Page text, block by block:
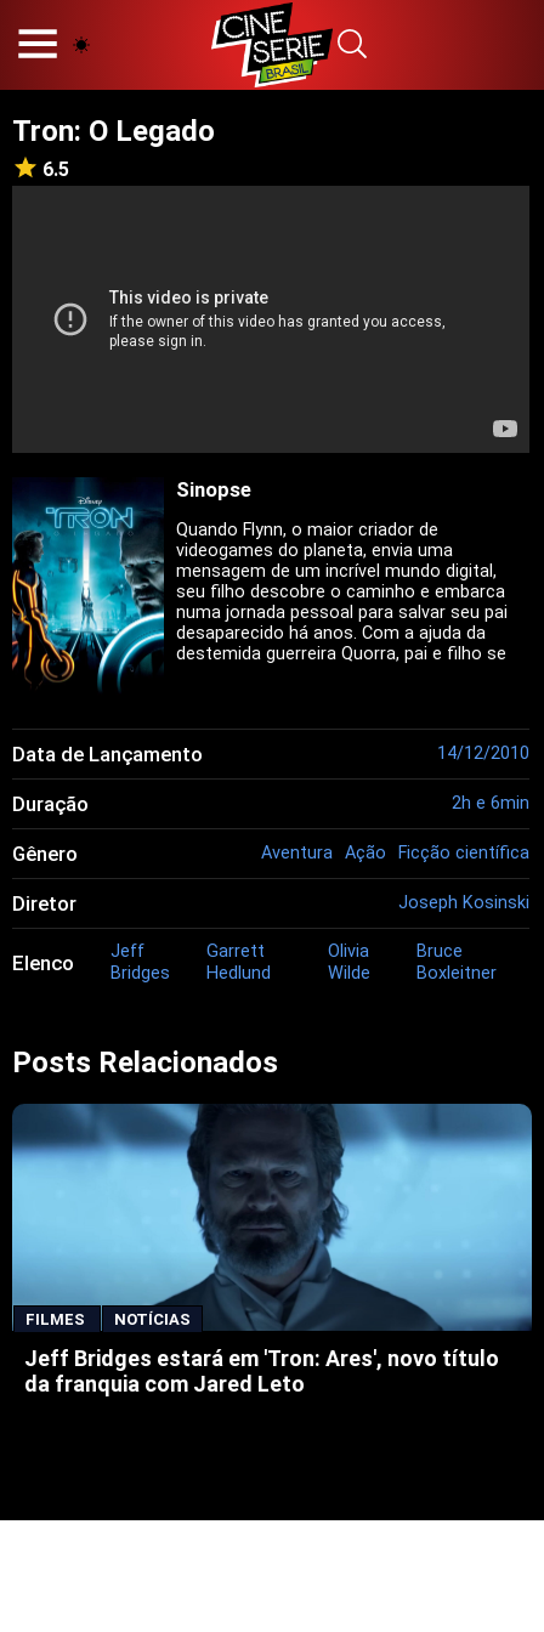
PRINCÍPIOS EDITORIAIS
POLÍTICA DE PRIVACIDADE
TERMOS E CONDIÇÕES
Tron: O Legado
6.5
Sinopse
Quando Flynn, o maior criador de
videogames do planeta, envia uma
mensagem de um incrível mundo digital,
seu filho descobre o caminho e embarca
numa jornada pessoal para salvar seu pai
desaparecido há anos. Com a ajuda da
destemida guerreira Quorra, pai e filho se
Data de Lançamento 14/12/2010
Duração 2h e 6min
Gênero Aventura Ação Ficção científica
Diretor Joseph Kosinski
Elenco
Jeff
Bridges
Garrett
Hedlund
Olivia
Wilde
Bruce
Boxleitner
Posts Relacionados
FILMES NOTÍCIAS
Jeff Bridges estará em 'Tron: Ares', novo título
da franquia com Jared Leto